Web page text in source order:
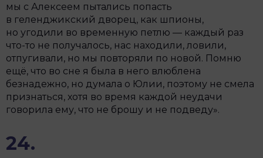
мы с Алексеем пытались попасть
в геленджикский дворец, как шпионы,
но угодили во временную петлю — каждый раз
что-то не получалось, нас находили, ловили,
отпугивали, но мы повторяли по новой. Помню
ещё, что во сне я была в него влюблена
безнадежно, но думала о Юлии, поэтому не смела
признаться, хотя во время каждой неудачи
говорила ему, что не брошу и не подведу».
24.